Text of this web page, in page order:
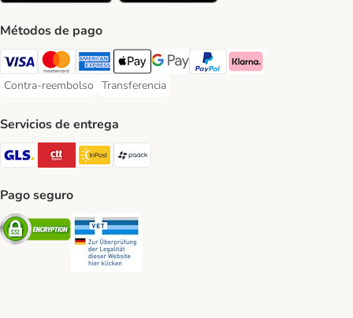
Métodos de pago
Visa Payment Method
Mastercard Payment Method
American Express Payment Method
Apple Pay Payment Method
Google Pay Payment Method
PayPal Payment Method
Klarna Payment Method
Contra-reembolso
Contra-reembolso Payment Method
Transferencia
Transferencia Payment Method
Servicios de entrega
GLS Shipping Method
CTTExpress Shipping Method
InPost Shipping Method
Pago seguro
Security